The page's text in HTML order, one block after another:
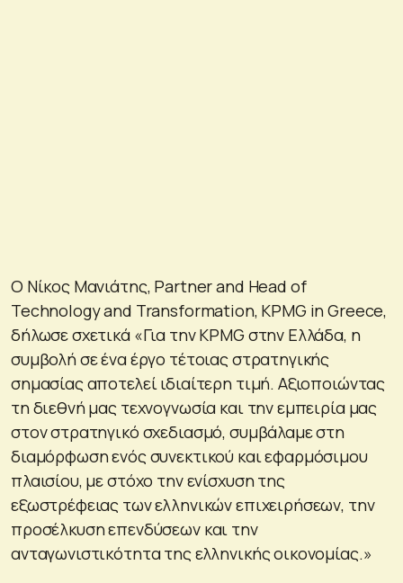
Ο Νίκος Μανιάτης, Partner and Head of
Technology and Transformation, KPMG in Greece,
δήλωσε σχετικά «Για την KPMG στην Ελλάδα, η
συμβολή σε ένα έργο τέτοιας στρατηγικής
σημασίας αποτελεί ιδιαίτερη τιμή. Αξιοποιώντας
τη διεθνή μας τεχνογνωσία και την εμπειρία μας
στον στρατηγικό σχεδιασμό, συμβάλαμε στη
διαμόρφωση ενός συνεκτικού και εφαρμόσιμου
πλαισίου, με στόχο την ενίσχυση της
εξωστρέφειας των ελληνικών επιχειρήσεων, την
προσέλκυση επενδύσεων και την
ανταγωνιστικότητα της ελληνικής οικονομίας.»